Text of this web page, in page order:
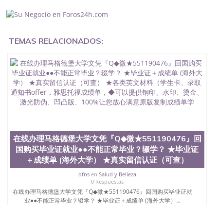
国企/事业单位需要些什么材料551190476办理假毕业
办学历认证吗,您是否因为中途辍学、挂科而没有正常
外551190476您是否因没正常毕业而导致回国得不到
教育部认证在校挂科了不想读了,成绩不理想毕不了业
怎么办551190476找工作没有文凭怎么办,怎么办理本
科/研究生文凭551190476如何办理本科/硕士毕业证
551190476网上买文凭可靠吗551190476哪里可以买
国外文凭551190476国外本科毕业证怎么办理
证551190476哪里可以办理澳洲毕业证551190476留
学生在哪里可以买假毕业证551190476哪里可以办理
加拿大毕业证551190476申请学校办理假的毕业证成
绩单可以吗551190476哪里可以办理水印成绩单
551190476哪里可以修改成绩单GPA分数551190476
假毕业证能查出来吗551190476假文凭网上能查到吗
551190476 如何拿到国外毕业证QQ微信551190476办
假大学毕业证QQ微信551190476国外毕业证去哪认证
TEMAS RELACIONADOS:
在线办理马格德堡大学文凭『Q◆微★551190476』回
国购买毕业证就业●●不能正常毕业？辍学？ ★毕业证
＋成绩单 (海外大学） ★真实留信认证（可查）
dfnsen Salud y Belleza
0 Respuestas
在线办理马格德堡大学文凭『Q◆微★551190476』回国购买毕业证就
业●●不能正常毕业？辍学？ ★毕业证＋成绩单 (海外大学）...